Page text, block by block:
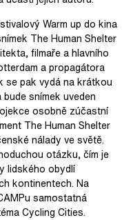
Warm up do kina
The Human Shelter
filmaře a hlavního
a propagátora
se pak vydá na krátkou
snímek uveden
osobně zúčastní
The Human Shelter
nálady ve světě.
otázku, čím je
lidského obydlí
kontinentech. Na
samostatná
Cycling Cities.